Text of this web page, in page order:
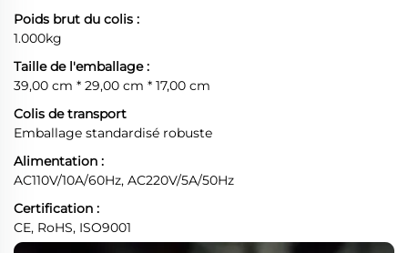
Poids brut du colis :
1.000kg
Taille de l'emballage :
39,00 cm * 29,00 cm * 17,00 cm
Colis de transport
Emballage standardisé robuste
Alimentation :
AC110V/10A/60Hz, AC220V/5A/50Hz
Certification :
CE, RoHS, ISO9001